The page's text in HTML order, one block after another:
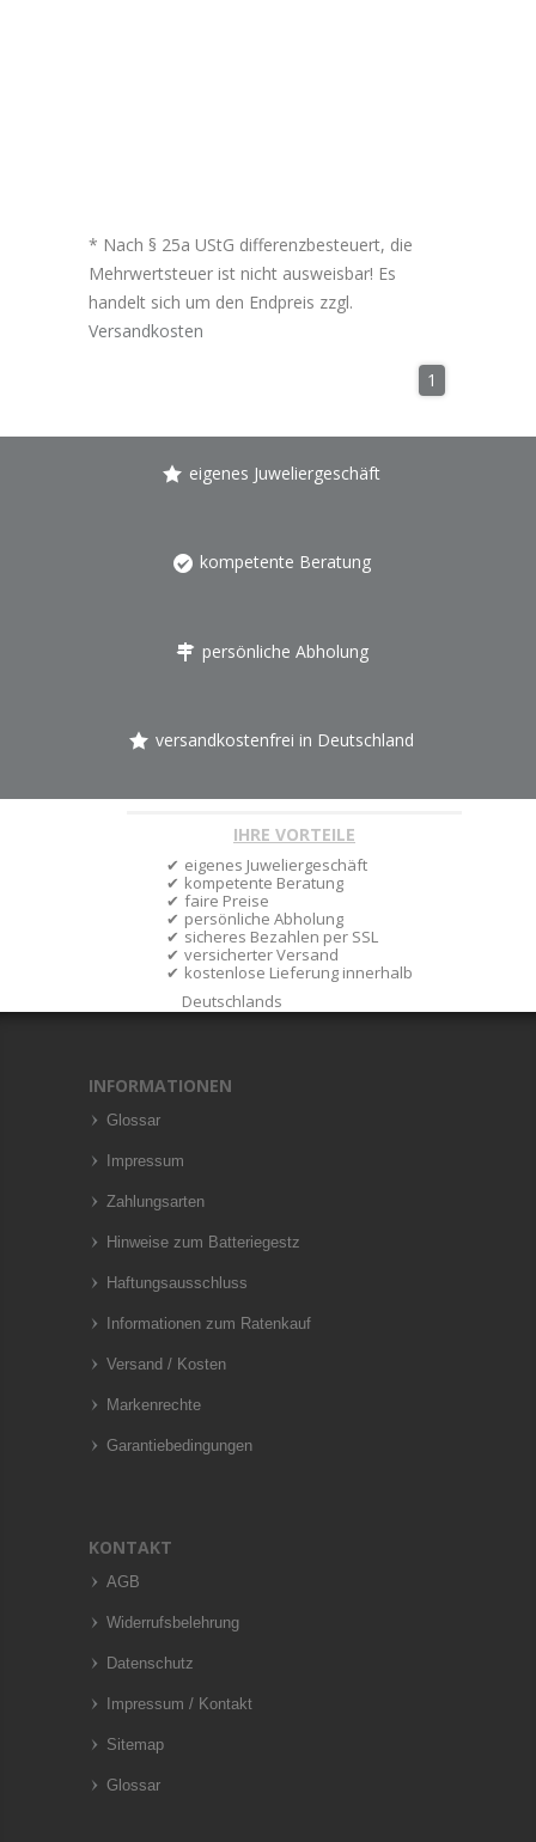
* Nach § 25a UStG differenzbesteuert, die
Mehrwertsteuer ist nicht ausweisbar! Es
handelt sich um den Endpreis zzgl.
Versandkosten
1
eigenes Juweliergeschäft
kompetente Beratung
persönliche Abholung
versandkostenfrei in Deutschland
IHRE VORTEILE
eigenes Juweliergeschäft
kompetente Beratung
faire Preise
persönliche Abholung
sicheres Bezahlen per SSL
versicherter Versand
kostenlose Lieferung innerhalb
Deutschlands
INFORMATIONEN
Glossar
Impressum
Zahlungsarten
Hinweise zum Batteriegestz
Haftungsausschluss
Informationen zum Ratenkauf
Versand / Kosten
Markenrechte
Garantiebedingungen
KONTAKT
AGB
Widerrufsbelehrung
Datenschutz
Impressum / Kontakt
Sitemap
Glossar